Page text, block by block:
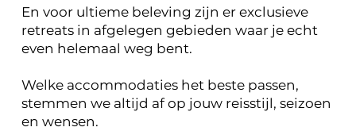
En voor ultieme beleving zijn er exclusieve
retreats in afgelegen gebieden waar je echt
even helemaal weg bent.
Welke accommodaties het beste passen,
stemmen we altijd af op jouw reisstijl, seizoen
en wensen.